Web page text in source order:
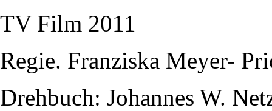
TV Film 2011
Regie. Franziska Meyer-
Drehbuch: Johannes W.